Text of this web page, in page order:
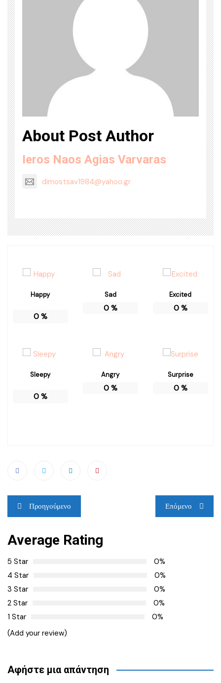
About Post Author
Ieros Naos Agias Varvaras
dimostsav1984@yahoo.gr
Happy
0%
Sad
0%
Excited
0%
Sleepy
0%
Angry
0%
Surprise
0%
Πλοήγηση
άρθρων
Προηγούμενο Επόμενο
Average Rating
5 Star
0%
4 Star
0%
3 Star
0%
2 Star
0%
1 Star
0%
(Add your review)
Αφήστε μια απάντηση